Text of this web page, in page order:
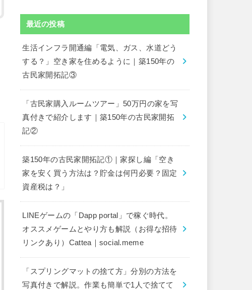
最近の投稿
生活インフラ開通編「電気、ガス、水道どう
する？」空き家を住めるように｜築150年の
古民家開拓記③
「古民家購入ルームツアー」50万円の家を写
真付きで紹介します｜築150年の古民家開拓
記②
築150年の古民家開拓記①｜家探し編「空き
家を安く買う方法は？貯金は何円必要？固定
資産税は？」
LINEゲームの「Dapp portal」で稼ぐ時代。
オススメゲームとやり方も解説（お得な招待
リンクあり）Cattea｜social.meme
「スプリングマットの捨て方」分別の方法を
写真付きで解説。作業も簡単で1人で捨てて